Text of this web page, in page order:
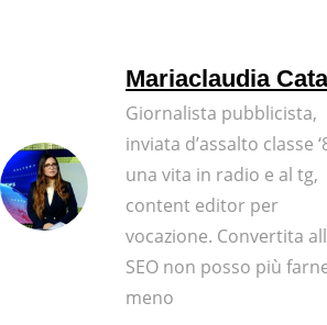
Mariaclaudia
Giornalista pubblicista,
inviata d’assalto classe
una vita in radio e al tg,
content editor per
vocazione. Convertita
SEO non posso più
meno